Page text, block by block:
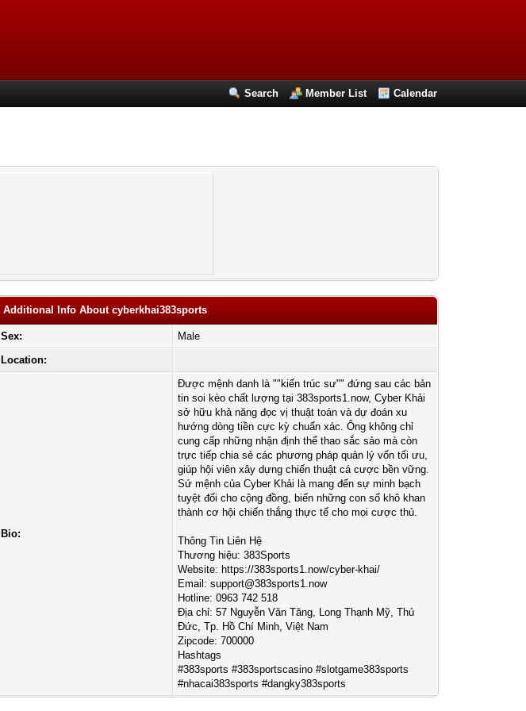
Search Member List Calendar
Additional Info About cyberkhai383sports
Sex:
Male
Location:
Bio:
Được mệnh danh là ""kiến trúc sư"" đứng sau các bản
tin soi kèo chất lượng tại 383sports1.now, Cyber Khải
sở hữu khả năng đọc vị thuật toán và dự đoán xu
hướng dòng tiền cực kỳ chuẩn xác. Ông không chỉ
cung cấp những nhận định thể thao sắc sảo mà còn
trực tiếp chia sẻ các phương pháp quản lý vốn tối ưu,
giúp hội viên xây dựng chiến thuật cá cược bền vững.
Sứ mệnh của Cyber Khải là mang đến sự minh bạch
tuyệt đối cho cộng đồng, biến những con số khô khan
thành cơ hội chiến thắng thực tế cho mọi cược thủ.
Thông Tin Liên Hệ
Thương hiệu: 383Sports
Website: https://383sports1.now/cyber-khai/
Email:support@383sports1.now
Hotline: 0963 742 518
Địa chỉ: 57 Nguyễn Văn Tăng, Long Thạnh Mỹ, Thủ
Đức, Tp. Hồ Chí Minh, Việt Nam
Zipcode: 700000
Hashtags
#383sports #383sportscasino #slotgame383sports
#nhacai383sports #dangky383sports